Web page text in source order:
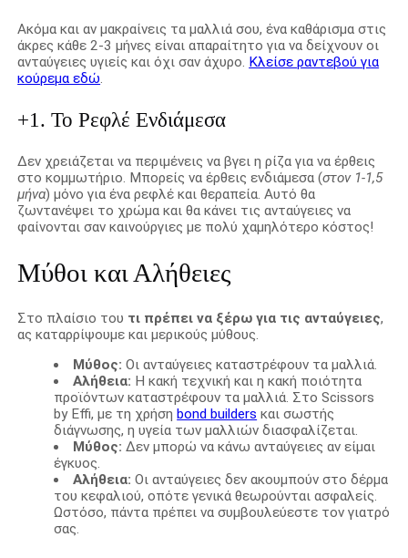
Ακόμα και αν μακραίνεις τα μαλλιά σου, ένα καθάρισμα στις
άκρες κάθε 2-3 μήνες είναι απαραίτητο για να δείχνουν οι
ανταύγειες υγιείς και όχι σαν άχυρο. Κλείσε ραντεβού για
κούρεμα εδώ
+1. Το Ρεφλέ Ενδιάμεσα
Δεν χρειάζεται να περιμένεις να βγει η ρίζα για να έρθεις
στο κομμωτήριο. Μπορείς να έρθεις ενδιάμεσα (στον 1-1,5
μήνα) μόνο για ένα ρεφλέ και θεραπεία. Αυτό θα
ζωντανέψει το χρώμα και θα κάνει τις ανταύγειες να
φαίνονται σαν καινούργιες με πολύ χαμηλότερο κόστος!
Μύθοι και Αλήθειες
Στο πλαίσιο του τι πρέπει να ξέρω για τις ανταύγειες,
ας καταρρίψουμε και μερικούς μύθους.
Μύθος: Οι ανταύγειες καταστρέφουν τα μαλλιά.
Αλήθεια: Η κακή τεχνική και η κακή ποιότητα
προϊόντων καταστρέφουν τα μαλλιά. Στο Scissors
by Effi, με τη χρήσηbond builders και σωστής
διάγνωσης, η υγεία των μαλλιών διασφαλίζεται.
Μύθος: Δεν μπορώ να κάνω ανταύγειες αν είμαι
έγκυος.
Αλήθεια: Οι ανταύγειες δεν ακουμπούν στο δέρμα
του κεφαλιού, οπότε γενικά θεωρούνται ασφαλείς.
Ωστόσο, πάντα πρέπει να συμβουλεύεστε τον γιατρό
σας.